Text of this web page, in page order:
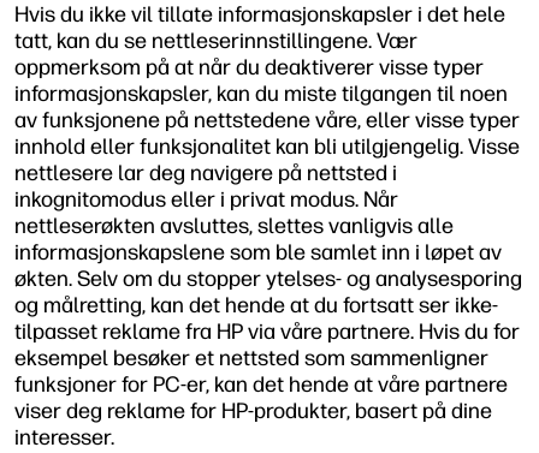
Hvis du ikke vil tillate informasjonskapsler i det hele
tatt, kan du se nettleserinnstillingene. Vær
oppmerksom på at når du deaktiverer visse typer
informasjonskapsler, kan du miste tilgangen til noen
av funksjonene på nettstedene våre, eller visse typer
innhold eller funksjonalitet kan bli utilgjengelig. Visse
nettlesere lar deg navigere på nettsted i
inkognitomodus eller i privat modus. Når
nettleserøkten avsluttes, slettes vanligvis alle
informasjonskapslene som ble samlet inn i løpet av
økten. Selv om du stopper ytelses- og analysesporing
og målretting, kan det hende at du fortsatt ser ikke-
tilpasset reklame fra HP via våre partnere. Hvis du for
eksempel besøker et nettsted som sammenligner
funksjoner for PC-er, kan det hende at våre partnere
viser deg reklame for HP-produkter, basert på dine
interesser.